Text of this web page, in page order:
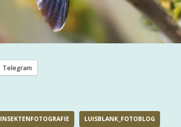
Telegram
INSEKTENFOTOGRAFIE LUISBLANK_FOTOBLOG